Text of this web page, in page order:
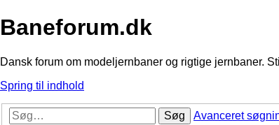
Baneforum.dk
Dansk forum om modeljernbaner og rigtige jernbaner.
Spring til indhold
Søg Avanceret